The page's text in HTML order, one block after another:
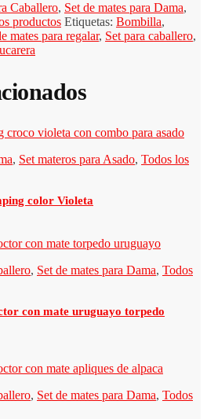
Caballero, Set de mates para Dama,
productos Etiquetas: Bombilla,
mates para regalar, Set para caballero,
, Set materos para Asado, Todos los
color Violeta
, Set de mates para Dama, Todos
con mate uruguayo torpedo
, Set de mates para Dama, Todos